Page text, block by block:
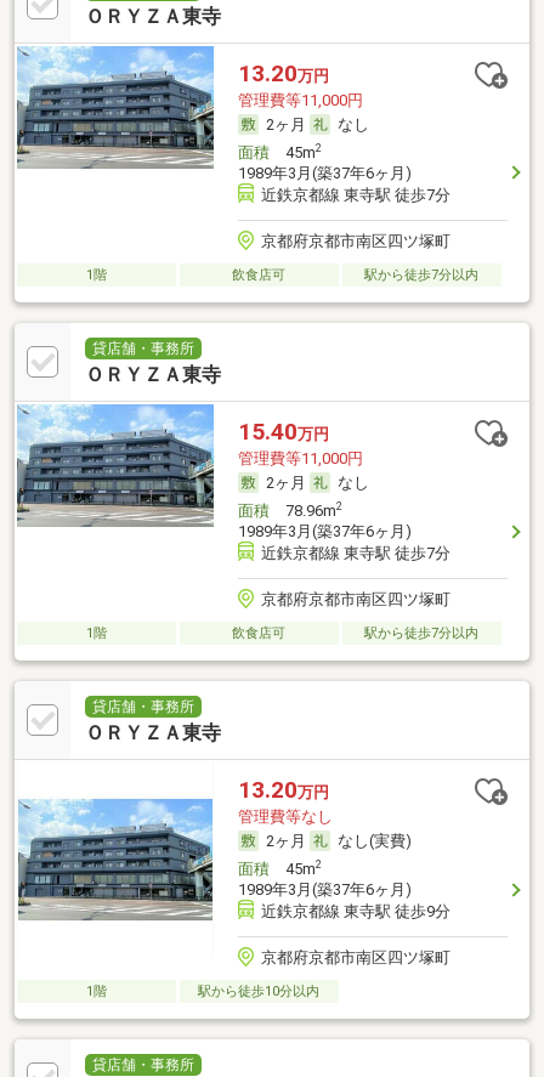
ＯＲＹＺＡ東寺
13.20万円
管理費等11,000円
2ヶ月
なし
面積45m2
1989年3月(築37年6ヶ月)
近鉄京都線 東寺駅 徒歩7分
京都府京都市南区四ツ塚町
1階 飲食店可 駅から徒歩7分以内
貸店舗・事務所
ＯＲＹＺＡ東寺
15.40万円
管理費等11,000円
2ヶ月
なし
面積78.96m2
1989年3月(築37年6ヶ月)
近鉄京都線 東寺駅 徒歩7分
京都府京都市南区四ツ塚町
1階 飲食店可 駅から徒歩7分以内
貸店舗・事務所
ＯＲＹＺＡ東寺
13.20万円
管理費等なし
2ヶ月
なし(実費)
面積45m2
1989年3月(築37年6ヶ月)
近鉄京都線 東寺駅 徒歩9分
京都府京都市南区四ツ塚町
1階 駅から徒歩10分以内
貸店舗・事務所